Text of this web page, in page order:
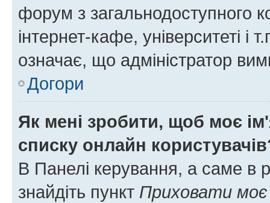
форум з загальнодоступного
інтернет-кафе, університеті і
означає, що адміністратор
Догори
Як мені зробити, щоб моє
списку онлайн
В Панелі керування, а саме в
знайдіть пункт Приховати моє